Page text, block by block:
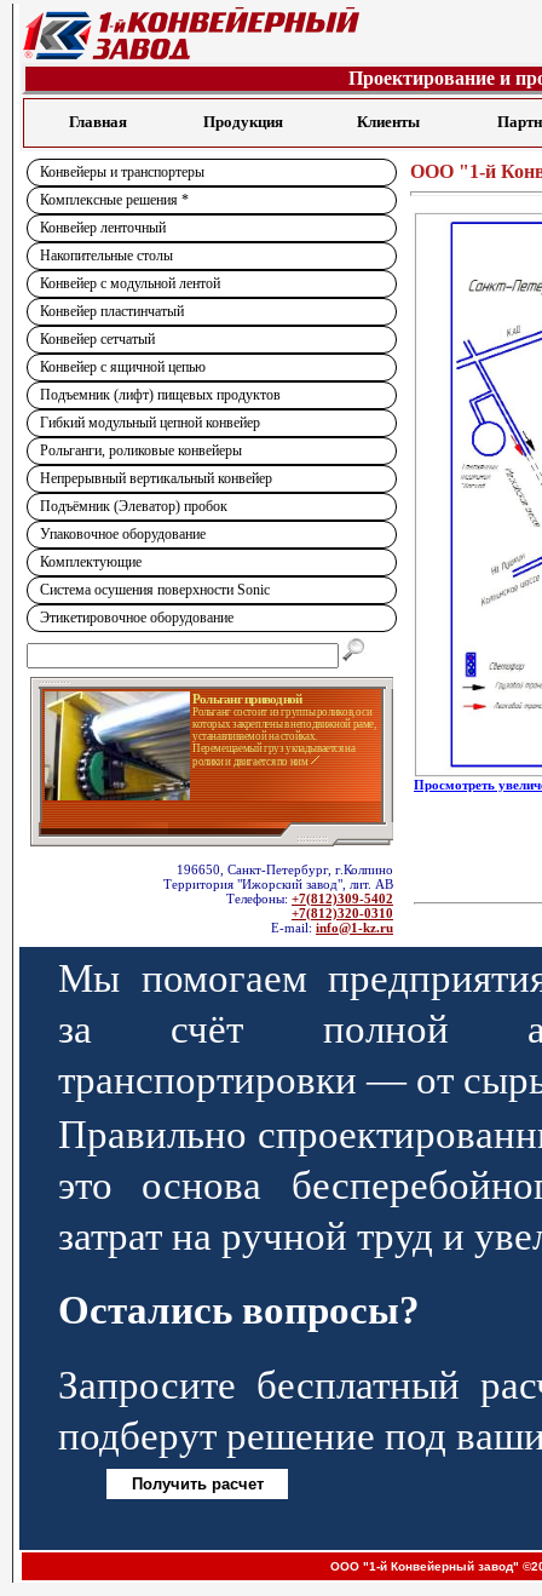
Проектирование и
Главная Продукция Клиенты
Конвейеры и транспортеры
Комплексные решения *
Конвейер ленточный
Накопительные столы
Конвейер с модульной лентой
Конвейер пластинчатый
Конвейер сетчатый
Конвейер с ящичной цепью
Подъемник (лифт) пищевых продуктов
Гибкий модульный цепной конвейер
Рольганги, роликовые конвейеры
Непрерывный вертикальный конвейер
Подъёмник (Элеватор) пробок
Упаковочное оборудование
Комплектующие
Система осушения поверхности Sonic
Этикетировочное оборудование
Рольганг приводной
Рольганг состоит из группы роликов, оси
которых закреплены в неподвижной раме,
устанавливаемой на стойках.
Перемещаемый груз укладывается на
ролики и двигается по ним
196650, Санкт-Петербург, г.Колпино
Территория "Ижорский завод", лит. АВ
Телефоны: +7(812)309-5402
+7(812)320-0310
E-mail: info@1-kz.ru
ООО "1-й
Просмотреть
Мы помогаем
за счёт полной
транспортировки — от
Правильно
это основа
затрат на ручной труд и
Остались вопросы?
Запросите бесплатный
подберут решение под
ООО "1-й Конвейерный завод"